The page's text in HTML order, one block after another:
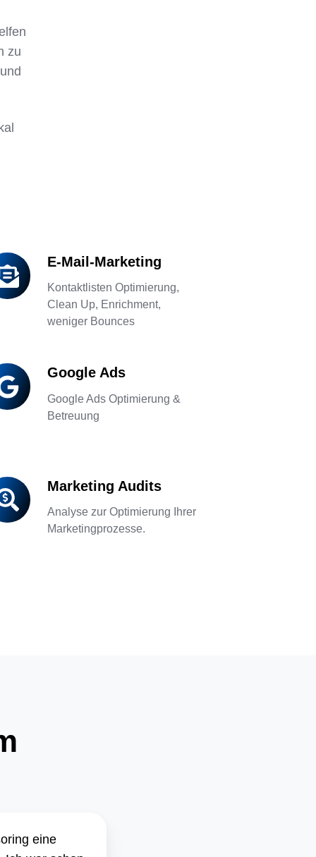
zu
E-Mail-Marketing
Kontaktlisten Optimierung,
Clean Up, Enrichment,
weniger Bounces
Google Ads
Google Ads Optimierung &
Betreuung
Marketing Audits
Analyse zur Optimierung Ihrer
Marketingprozesse.
eine